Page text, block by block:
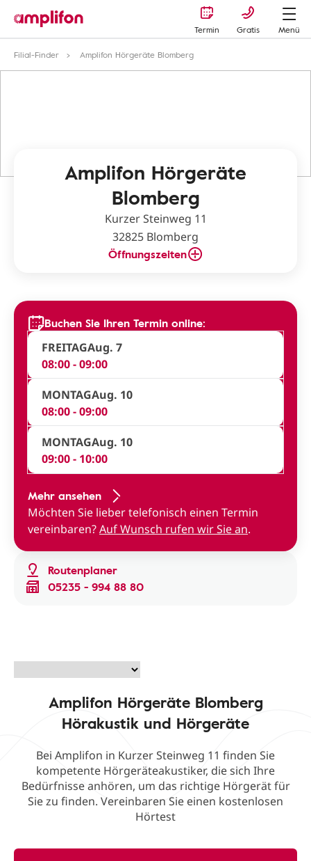
Termin Gratis
Menü
Filial-Finder
Amplifon Hörgeräte Blomberg
Amplifon Hörgeräte
Blomberg
Kurzer Steinweg 11
32825 Blomberg
Öffnungszeiten
Routenplaner
05235 - 994 88 80
Buchen Sie Ihren Termin online:
FREITAGAug. 7
08:00 - 09:00
MONTAGAug. 10
08:00 - 09:00
MONTAGAug. 10
09:00 - 10:00
Mehr ansehen
Möchten Sie lieber telefonisch einen Termin
vereinbaren?Auf Wunsch rufen wir Sie an.
Amplifon Hörgeräte Blomberg
Hörakustik und Hörgeräte
Bei Amplifon in Kurzer Steinweg 11 finden Sie
kompetente Hörgeräteakustiker, die sich Ihre
Bedürfnisse anhören, um das richtige Hörgerät für
Sie zu finden. Vereinbaren Sie einen kostenlosen
Hörtest